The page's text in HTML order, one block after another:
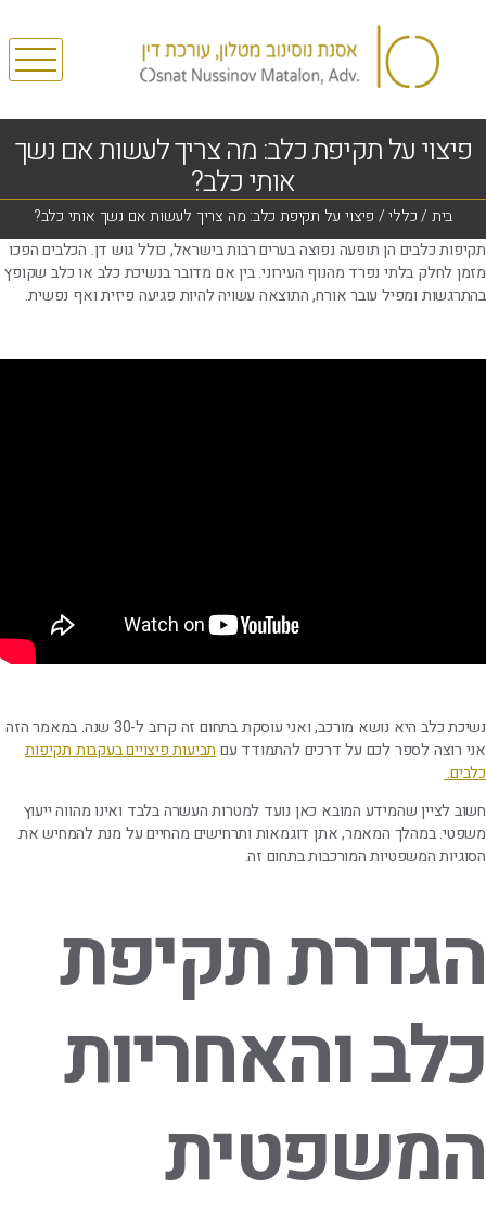
פיצוי על תקיפת כלב: מה צריך לעשות אם נשך
אותי כלב?
בית/כללי/ פיצוי על תקיפת כלב: מה צריך לעשות אם נשך אותי כלב?
תקיפות כלבים הן תופעה נפוצה בערים רבות בישראל, כולל גוש דן. הכלבים הפכו
מזמן לחלק בלתי נפרד מהנוף העירוני. בין אם מדובר בנשיכת כלב או כלב שקופץ
בהתרגשות ומפיל עובר אורח, התוצאה עשויה להיות פגיעה פיזית ואף נפשית.
נשיכת כלב היא נושא מורכב, ואני עוסקת בתחום זה קרוב ל-30 שנה. במאמר הזה
אני רוצה לספר לכם על דרכים להתמודד עם תביעות פיצויים בעקבות תקיפות
כלבים.
חשוב לציין שהמידע המובא כאן נועד למטרות העשרה בלבד ואינו מהווה ייעוץ
משפטי. במהלך המאמר, אתן דוגמאות ותרחישים מהחיים על מנת להמחיש את
הסוגיות המשפטיות המורכבות בתחום זה.
הגדרת תקיפת
כלב והאחריות
המשפטית